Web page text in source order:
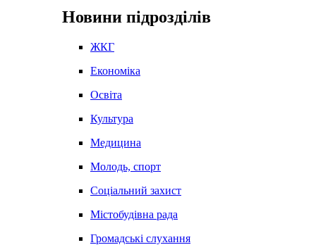
Новини підрозділів
ЖКГ
Економіка
Освіта
Культура
Медицина
Молодь, спорт
Соціальний захист
Містобудівна рада
Громадські слухання